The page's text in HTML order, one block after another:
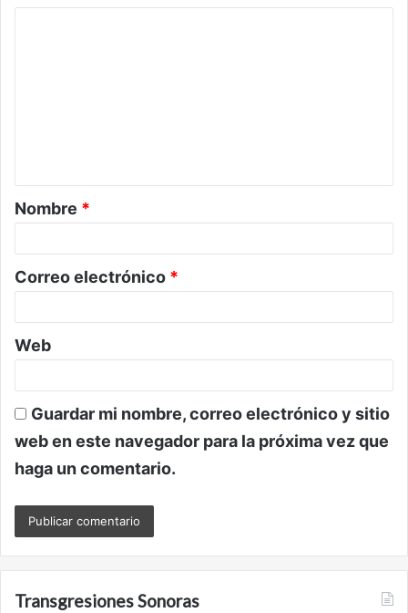
a
r
o
*
Nombre *
Correo electrónico *
Web
Guardar mi nombre, correo electrónico y sitio
web en este navegador para la próxima vez que
haga un comentario.
Transgresiones Sonoras